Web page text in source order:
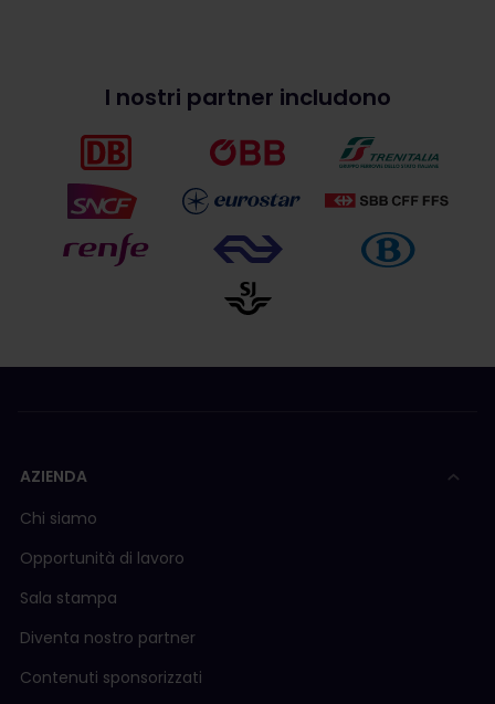
I nostri partner includono
AZIENDA
Chi siamo
Opportunità di lavoro
Sala stampa
Diventa nostro partner
Contenuti sponsorizzati